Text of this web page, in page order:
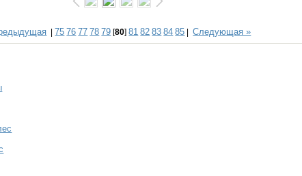
|75 76 77 78 79 [80]81 82 83 84 85 |Следующая »